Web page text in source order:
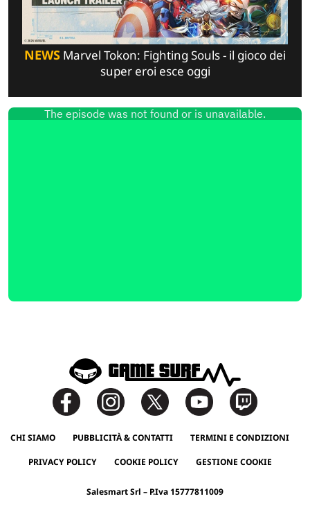
NEWS Marvel Tokon: Fighting Souls - il gioco dei
super eroi esce oggi
CHI SIAMO PUBBLICITÀ & CONTATTI TERMINI E CONDIZIONI
PRIVACY POLICY COOKIE POLICY GESTIONE COOKIE
Salesmart Srl – P.Iva 15777811009